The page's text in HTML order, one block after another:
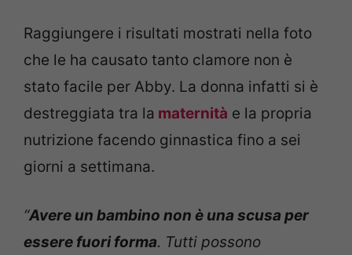
Raggiungere i risultati mostrati nella foto
che le ha causato tanto clamore non è
stato facile per Abby. La donna infatti si è
destreggiata tra la maternità e la propria
nutrizione facendo ginnastica fino a sei
giorni a settimana.
“Avere un bambino non è una scusa per
essere fuori forma. Tutti possono